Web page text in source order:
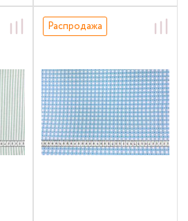
Распродажа